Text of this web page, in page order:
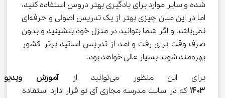
شده و سایر موارد برای یادگیری بهتر دروس استفاده کنید،
اما در این میان چیزی بهتر از یک تدریس اصولی و حرفه‌ای
نمی‌باشد و اگر شما بتوانید در منزل خود بنشینید و بدون
صرف وقت برای رفت و آمد از تدریس اساتید برتر کشور
بهره‌مند شوید بسیار عالی خواهد بود.
برای این منظور می‌توانید از
آموزش
۱۴۰۳ که در سایت مدرسه مجازی آی نو قرار دارد استفاده